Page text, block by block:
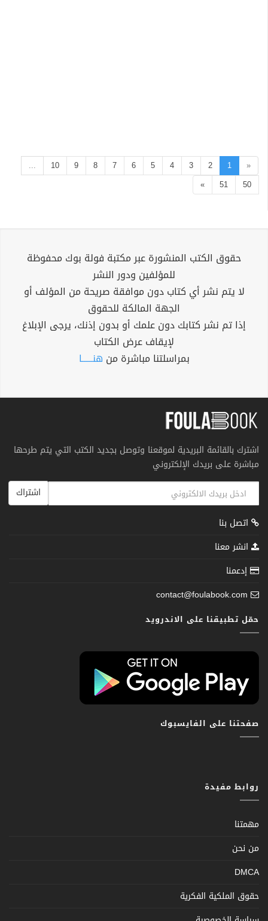
«
1
2
3
4
5
6
7
8
9
10
...
50
51
»
حقوق الكتب المنشورة عبر مكتبة فولة بوك محفوظة
للمؤلفين ودور النشر
لا يتم نشر أي كتاب دون موافقة صريحة من المؤلف أو
الجهة المالكة للحقوق
إذا تم نشر كتابك دون علمك أو بدون إذنك، يرجى الإبلاغ
لإيقاف عرض الكتاب
بمراسلتنا مباشرة من هنــــــا
اشترك بالقائمة البريدية لموقعنا وتوصل بجديد الكتب التي يتم طرحها
مباشرة على بريدك الإلكتروني
اشتراك
اتصل بنا
انشر معنا
إدعمنا
contact@foulabook.com
حمّل تطبيقنا على الاندرويد
صفحتنا على الفايسبوك
روابط مفيدة
مهمتنا
من نحن
DMCA
حقوق الملكية الفكرية